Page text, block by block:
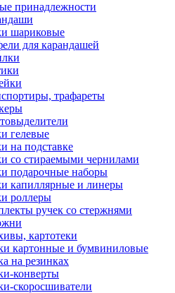
принадлежности
шариковые
для карандашей
трафареты
гелевые
на подставке
со стираемыми чернилами
подарочные наборы
капиллярные и линеры
роллеры
ручек со стержнями
картотеки
картонные и бумвиниловые
на резинках
конверты
скоросшиватели